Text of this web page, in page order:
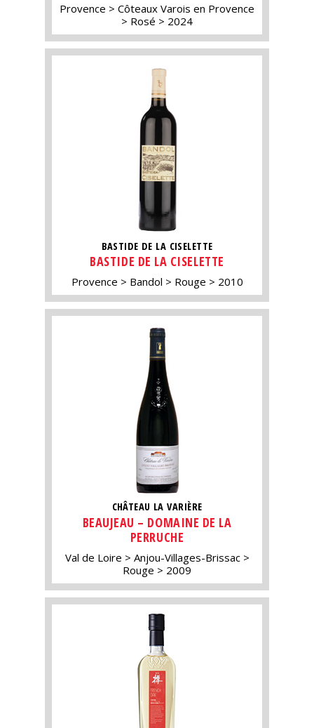
Provence
Côteaux Varois en Provence
Rosé
2024
BASTIDE DE LA CISELETTE
BASTIDE DE LA CISELETTE
Provence Bandol Rouge 2010
CHÂTEAU LA VARIÈRE
BEAUJEAU – DOMAINE DE LA
PERRUCHE
Val de Loire
Anjou-Villages-Brissac
Rouge
2009